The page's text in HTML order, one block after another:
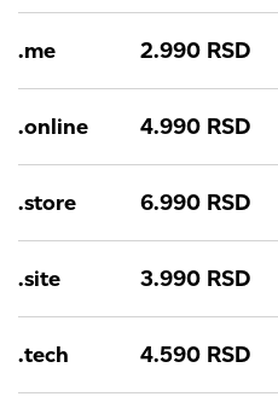
.me 2.990 RSD
.online 4.990 RSD
.store 6.990 RSD
.site 3.990 RSD
.tech 4.590 RSD